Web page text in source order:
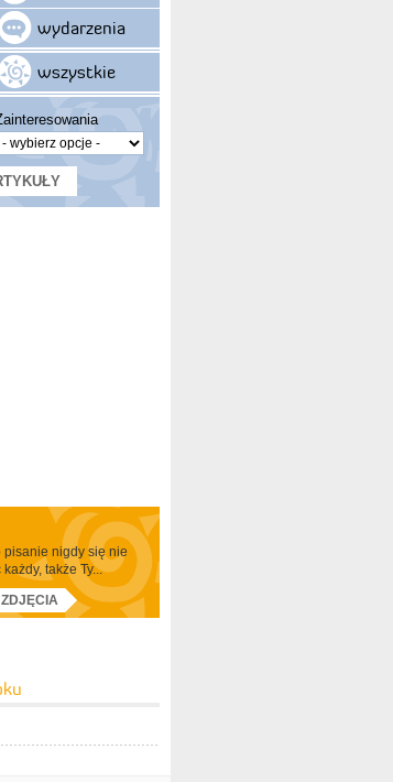
wydarzenia
wszystkie
pisanie nigdy się nie
także Ty...